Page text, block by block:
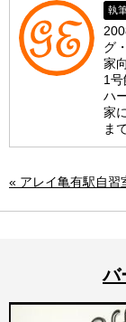
執
グ
家
1
ハ
家
ま
« アレイ亀有駅自習
バ